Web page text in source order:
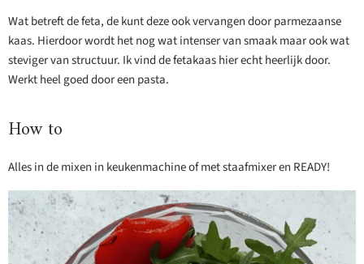
Wat betreft de feta, de kunt deze ook vervangen door parmezaanse
kaas. Hierdoor wordt het nog wat intenser van smaak maar ook wat
steviger van structuur. Ik vind de fetakaas hier echt heerlijk door.
Werkt heel goed door een pasta.
How to
Alles in de mixen in keukenmachine of met staafmixer en READY!